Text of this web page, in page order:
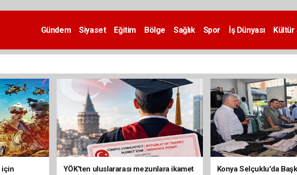
Gündem Siyaset Eğitim Bölge Sağlık Spor İş Dünyası Kültür
için
YÖK'ten uluslararası mezunlara ikamet
Konya Selçuklu'da